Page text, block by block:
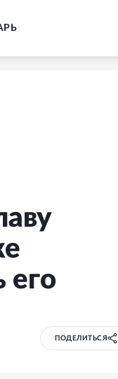
его
ПОДЕЛИТЬСЯ